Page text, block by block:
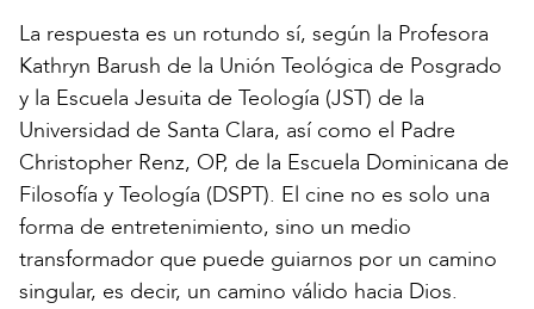
La respuesta es un rotundo sí, según la Profesora
Kathryn Barush de la Unión Teológica de Posgrado
y la Escuela Jesuita de Teología (JST) de la
Universidad de Santa Clara, así como el Padre
Christopher Renz, OP, de la Escuela Dominicana de
Filosofía y Teología (DSPT). El cine no es solo una
forma de entretenimiento, sino un medio
transformador que puede guiarnos por un camino
singular, es decir, un camino válido hacia Dios.